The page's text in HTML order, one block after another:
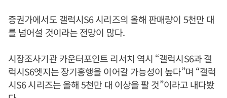
증권가에서도 갤럭시S6 시리즈의 올해 판매량이 5천만 대
를 넘어설 것이라는 전망이 많다.
시장조사기관 카운터포인트 리서치 역시 “갤럭시S6과 갤
럭시S6엣지는 장기흥행을 이어갈 가능성이 높다”며 “갤럭
시S6 시리즈는 올해 5천만 대 이상을 팔 것”이라고 내다봤